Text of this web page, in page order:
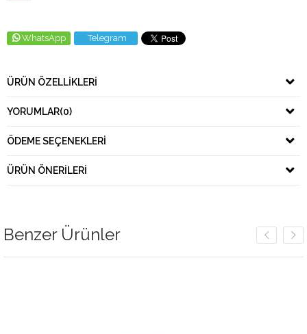
WhatsApp Telegram
ÜRÜN ÖZELLIKLERI
YORUMLAR(0)
ÖDEME SEÇENEKLERI
ÜRÜN ÖNERILERI
Benzer Ürünler